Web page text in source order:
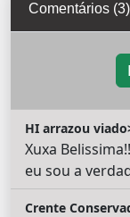
Comentários (3)
HI arrazou
Xuxa
eu sou a
Crente